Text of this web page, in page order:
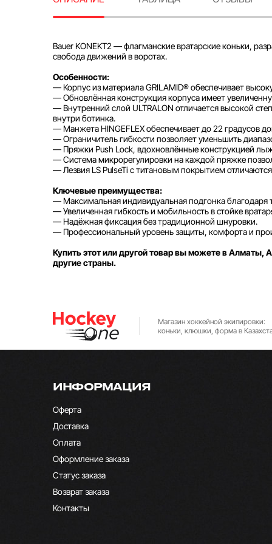
Bauer KONEKT2 — флагманские вратарские коньки,
свобода движений в воротах.
Особенности:
— Корпус из материала GRILAMID® обеспечивает
— Обновлённая конструкция корпуса имеет
— Внутренний слой ULTRALON отличается высокой
внутри ботинка.
— Манжета HINGEFLEX обеспечивает до 22 градусов
— Ограничитель гибкости позволяет уменьшить
— Пряжки Push Lock, вдохновлённые конструкцией
— Система микрорегулировки на каждой пряжке
— Лезвия LS PulseTi с титановым покрытием
Ключевые преимущества:
— Максимальная индивидуальная подгонка
— Увеличенная гибкость и мобильность в стойке
— Надёжная фиксация без традиционной шнуровки.
— Профессиональный уровень защиты, комфорта и
Купить этот или другой товар вы можете в Алматы,
другие страны.
Магазин хоккейной экипировки:
коньки, клюшки, форма в
ИНФОРМАЦИЯ
Оферта
Доставка
Оплата
Оформление заказа
Статус заказа
Возврат заказа
Контакты